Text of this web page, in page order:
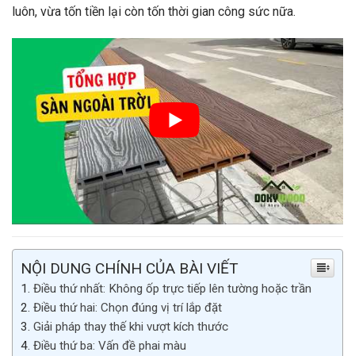
luôn, vừa tốn tiền lại còn tốn thời gian công sức nữa.
NỘI DUNG CHÍNH CỦA BÀI VIẾT
Điều thứ nhất: Không ốp trực tiếp lên tường hoặc trần
Điều thứ hai: Chọn đúng vị trí lắp đặt
Giải pháp thay thế khi vượt kích thước
Điều thứ ba: Vấn đề phai màu